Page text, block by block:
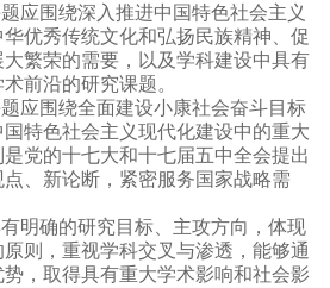
应围绕深入推进中国特色社会主义
优秀传统文化和弘扬民族精神、促
繁荣的需要，以及学科建设中具有
前沿的研究课题。
应围绕全面建设小康社会奋斗目标
特色社会主义现代化建设中的重大
党的十七大和十七届五中全会提出
、新论断，紧密服务国家战略需
明确的研究目标、主攻方向，体现
则，重视学科交叉与渗透，能够通
，取得具有重大学术影响和社会影